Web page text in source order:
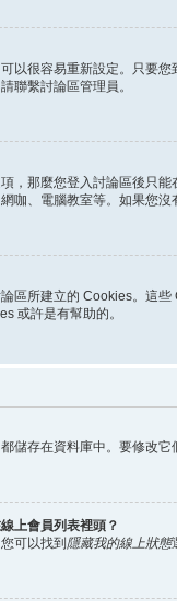
以很容易重新設定。只要您
聯繫討論區管理員。
，那麼您登入討論區後只
咖、電腦教室等。如果您
區所建立的 Cookies。這
或許是有幫助的。
儲存在資料庫中。要修改
上會員列表裡頭？
可以找到 隱藏我的線上狀態